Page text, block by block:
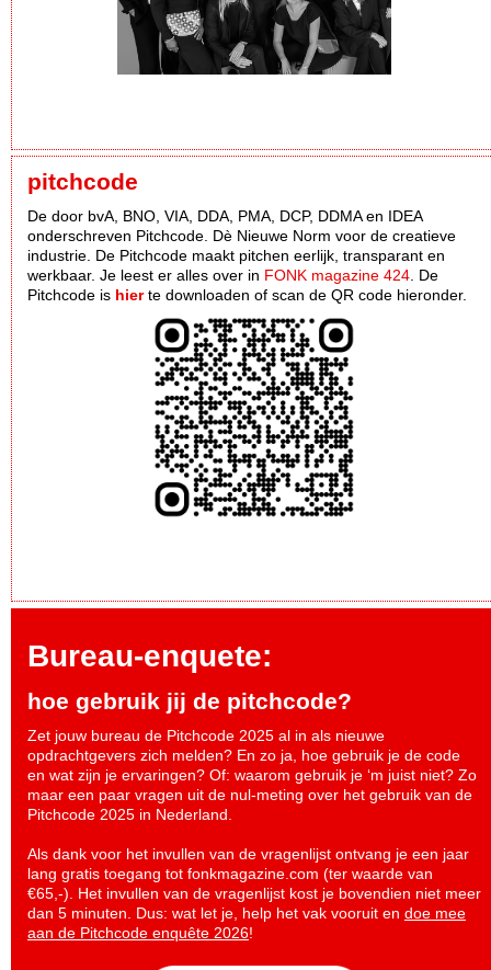
pitchcode
De door bvA, BNO, VIA, DDA, PMA, DCP, DDMA en IDEA
onderschreven Pitchcode. Dè Nieuwe Norm voor de creatieve
industrie. De Pitchcode maakt pitchen eerlijk, transparant en
werkbaar. Je leest er alles over in FONK magazine 424 . De
Pitchcode is hierte downloaden of scan de QR code hieronder.
Bureau-enquete:
hoe gebruik jij de pitchcode?
Zet jouw bureau de Pitchcode 2025 al in als nieuwe
opdrachtgevers zich melden? En zo ja, hoe gebruik je de code
en wat zijn je ervaringen? Of: waarom gebruik je ‘m juist niet? Zo
maar een paar vragen uit de nul-meting over het gebruik van de
Pitchcode 2025 in Nederland.
Als dank voor het invullen van de vragenlijst ontvang je een jaar
lang gratis toegang tot fonkmagazine.com (ter waarde van
€65,-). Het invullen van de vragenlijst kost je bovendien niet meer
dan 5 minuten. Dus: wat let je, help het vak vooruit en doe mee
aan de Pitchcode enquête 2026!